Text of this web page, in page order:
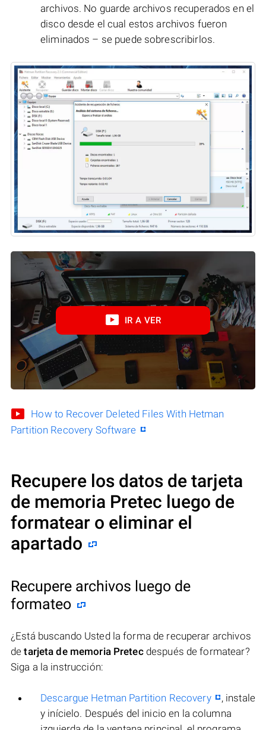
archivos. No guarde archivos recuperados en el
disco desde el cual estos archivos fueron
eliminados – se puede sobrescribirlos.
IR A VER
How to Recover Deleted Files With Hetman
Partition Recovery Software
Recupere los datos de tarjeta
de memoria Pretec luego de
formatear o eliminar el
apartado
Recupere archivos luego de
formateo
¿Está buscando Usted la forma de recuperar archivos
detarjeta de memoria Pretecdespués de formatear?
Siga a la instrucción:
Descargue Hetman Partition Recovery
, instale
y inícielo. Después del inicio en la columna